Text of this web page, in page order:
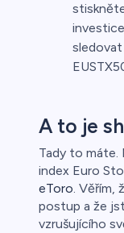
A to je
Tady to máte.
index Euro
eToro. Věřím,
postup a že
vzrušujícího